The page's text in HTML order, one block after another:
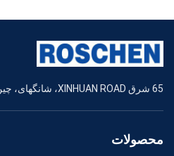
65 شرق XINHUAN ROAD، شانگهای، چین
محصولات